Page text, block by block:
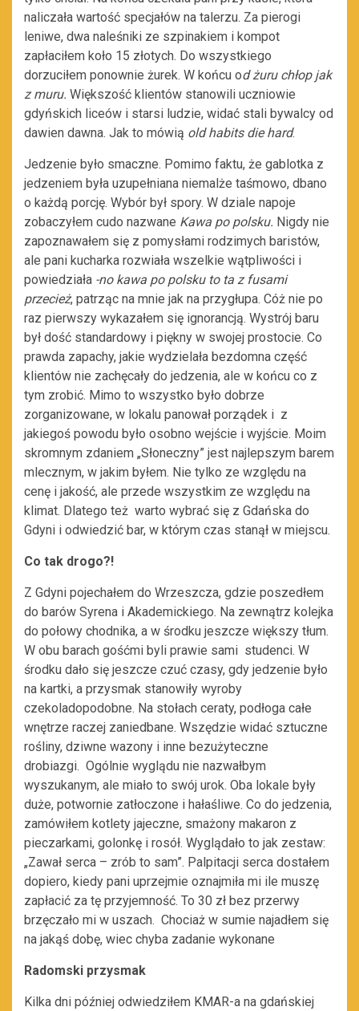
naliczała wartość specjałów na talerzu. Za pierogi
leniwe, dwa naleśniki ze szpinakiem i kompot
zapłaciłem koło 15 złotych. Do wszystkiego
dorzuciłem ponownie żurek. W końcu od żuru chłop jak
z muru. Większość klientów stanowili uczniowie
gdyńskich liceów i starsi ludzie, widać stali bywalcy od
dawien dawna. Jak to mówią old habits die hard.
Jedzenie było smaczne. Pomimo faktu, że gablotka z
jedzeniem była uzupełniana niemalże taśmowo, dbano
o każdą porcję. Wybór był spory. W dziale napoje
zobaczyłem cudo nazwane Kawa po polsku. Nigdy nie
zapoznawałem się z pomysłami rodzimych baristów,
ale pani kucharka rozwiała wszelkie wątpliwości i
powiedziała -no kawa po polsku to ta z fusami
przecież, patrząc na mnie jak na przygłupa. Cóż nie po
raz pierwszy wykazałem się ignorancją. Wystrój baru
był dość standardowy i piękny w swojej prostocie. Co
prawda zapachy, jakie wydzielała bezdomna część
klientów nie zachęcały do jedzenia, ale w końcu co z
tym zrobić. Mimo to wszystko było dobrze
zorganizowane, w lokalu panował porządek i z
jakiegoś powodu było osobno wejście i wyjście. Moim
skromnym zdaniem „Słoneczny” jest najlepszym barem
mlecznym, w jakim byłem. Nie tylko ze względu na
cenę i jakość, ale przede wszystkim ze względu na
klimat. Dlatego też warto wybrać się z Gdańska do
Gdyni i odwiedzić bar, w którym czas stanął w miejscu.
Co tak drogo?!
Z Gdyni pojechałem do Wrzeszcza, gdzie poszedłem
do barów Syrena i Akademickiego. Na zewnątrz kolejka
do połowy chodnika, a w środku jeszcze większy tłum.
W obu barach gośćmi byli prawie sami studenci. W
środku dało się jeszcze czuć czasy, gdy jedzenie było
na kartki, a przysmak stanowiły wyroby
czekoladopodobne. Na stołach ceraty, podłoga całe
wnętrze raczej zaniedbane. Wszędzie widać sztuczne
rośliny, dziwne wazony i inne bezużyteczne
drobiazgi. Ogólnie wyglądu nie nazwałbym
wyszukanym, ale miało to swój urok. Oba lokale były
duże, potwornie zatłoczone i hałaśliwe. Co do jedzenia,
zamówiłem kotlety jajeczne, smażony makaron z
pieczarkami, golonkę i rosół. Wyglądało to jak zestaw:
„Zawał serca – zrób to sam”. Palpitacji serca dostałem
dopiero, kiedy pani uprzejmie oznajmiła mi ile muszę
zapłacić za tę przyjemność. To 30 zł bez przerwy
brzęczało mi w uszach. Chociaż w sumie najadłem się
na jakąś dobę, wiec chyba zadanie wykonane
Radomski przysmak
Kilka dni później odwiedziłem KMAR-a na gdańskiej